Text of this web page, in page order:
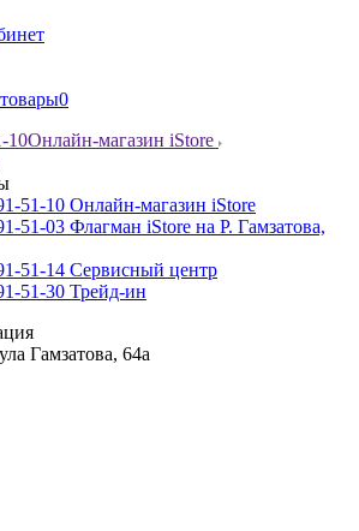
0
10Онлайн-магазин iStore
51-10 Онлайн-магазин iStore
51-03 Флагман iStore на Р. Гамзатова,
51-14 Сервисный центр
51-30 Трейд-ин
Гамзатова, 64а